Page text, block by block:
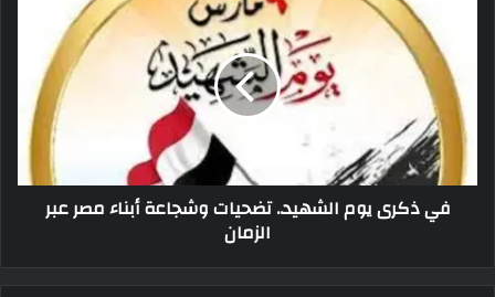
في ذكرى يوم الشهيد.. تضحيات وشجاعة أبناء مصر عبر
الزمان